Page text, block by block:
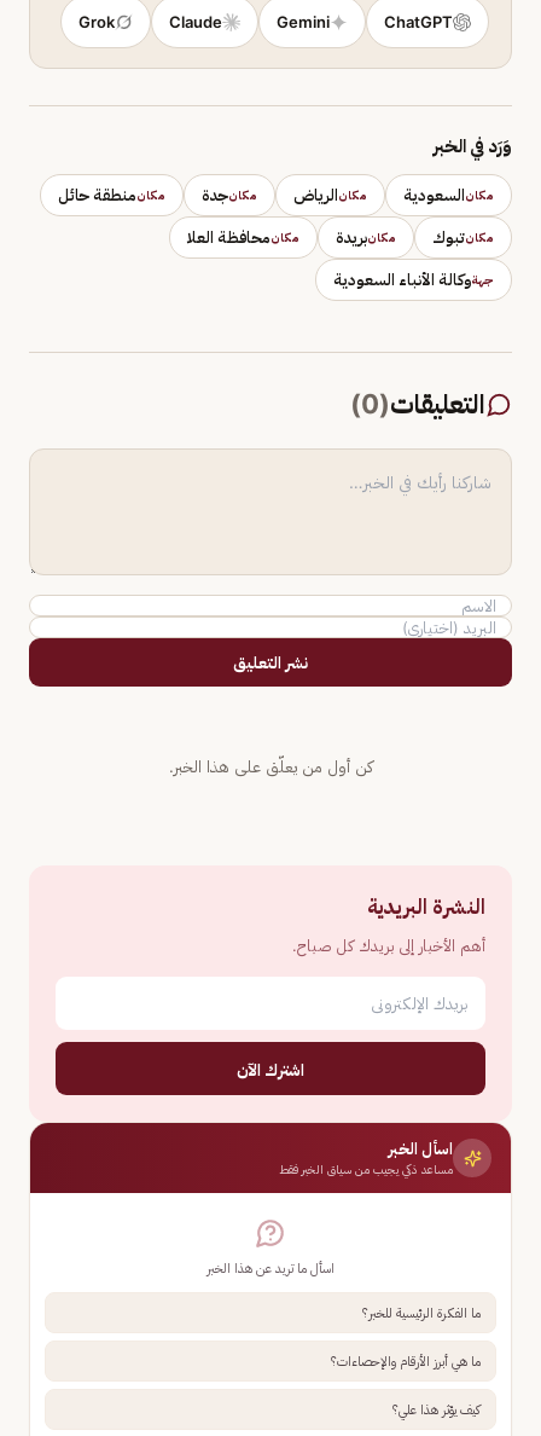
ChatGPT
Gemini
Claude
Grok
وَرَد في الخبر
مكانالسعودية مكانالرياض مكانجدة مكانمنطقة حائل
مكانتبوك مكانبريدة مكانمحافظة العلا
جهةوكالة الأنباء السعودية
التعليقات(
0
)
نشر التعليق
كن أول من يعلّق على هذا الخبر.
النشرة البريدية
أهم الأخبار إلى بريدك كل صباح.
اشترك الآن
اسأل الخبر
مساعد ذكي يجيب من سياق الخبر فقط
اسأل ما تريد عن هذا الخبر
ما الفكرة الرئيسية للخبر؟
ما هي أبرز الأرقام والإحصاءات؟
كيف يؤثر هذا علي؟